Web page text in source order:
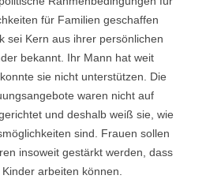
für Familien geschaffen
sei Kern aus ihrer persönlichen
bekannt. Ihr Mann hat weit
sie nicht unterstützen. Die
waren nicht auf
und deshalb weiß sie, wie
sind. Frauen sollen
insoweit gestärkt werden, dass
arbeiten können.